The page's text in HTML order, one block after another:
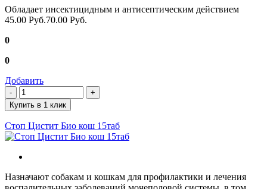
Обладает инсектицидным и антисептическим действием
45.00 Руб.70.00 Руб.
0
0
Добавить
Купить в 1 клик
Стоп Цистит Био кош 15таб
Назначают собакам и кошкам для профилактики и лечения